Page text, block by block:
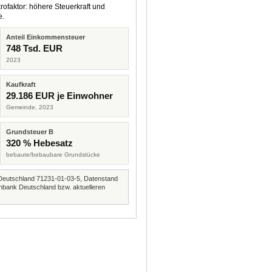
höhere Steuerkraft und
Anteil Einkommensteuer
748 Tsd. EUR
2023
Kaufkraft
29.186 EUR je Einwohner
Gemeinde, 2023
Grundsteuer B
320 % Hebesatz
bebaute/bebaubare Grundstücke
71231-01-03-5, Datenstand
Deutschland bzw. aktuelleren